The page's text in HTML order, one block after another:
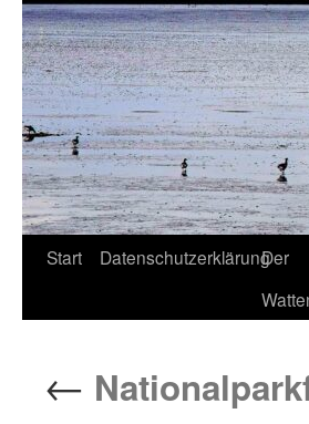
Start DatenschutzerklärungDer
←